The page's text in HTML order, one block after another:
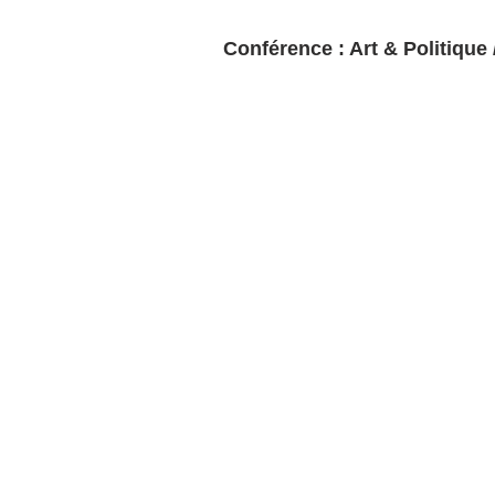
Conférence : Art & Politique